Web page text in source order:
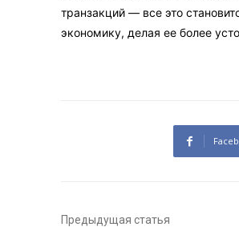
транзакций — все это
экономику, делая ее более
Предыдущая статья